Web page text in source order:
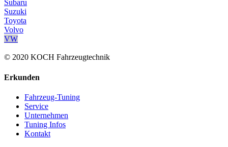
Subaru
Suzuki
Toyota
Volvo
VW
© 2020 KOCH Fahrzeugtechnik
Erkunden
Fahrzeug-Tuning
Service
Unternehmen
Tuning Infos
Kontakt